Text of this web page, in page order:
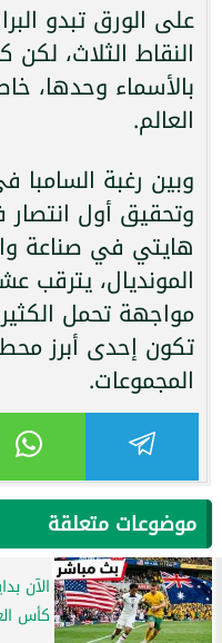
على الورق تبدو
النقاط الثلاث،
بالأسماء وحدها،
العالم.
وبين رغبة السامبا
وتحقيق أول
هايتي في صناعة
المونديال، يترقب
مواجهة تحمل
تكون إحدى أبرز
المجموعات.
موضوعات متعلقة
الآن
كأس العالم